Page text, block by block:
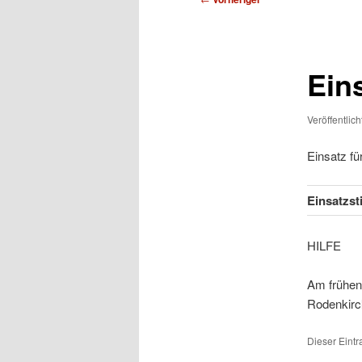
Einsatz
Am
Dieser